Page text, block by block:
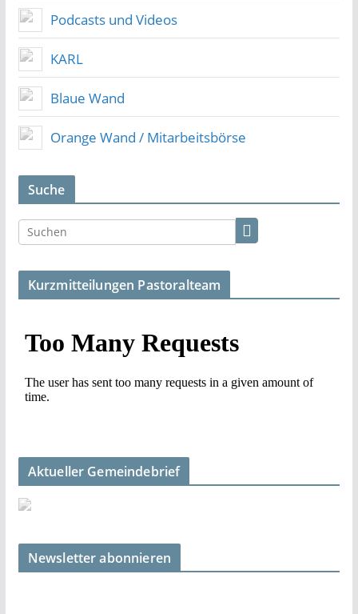
Podcasts und Videos
KARL
Blaue Wand
Orange Wand / Mitarbeitsbörse
Suche
Kurzmitteilungen Pastoralteam
Aktueller Gemeindebrief
Newsletter abonnieren